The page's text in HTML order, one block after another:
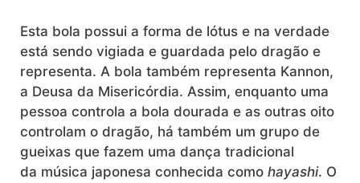
Esta bola possui a forma de lótus e na verdade
está sendo vigiada e guardada pelo dragão e
representa. A bola também representa Kannon,
a Deusa da Misericórdia. Assim, enquanto uma
pessoa controla a bola dourada e as outras oito
controlam o dragão, há também um grupo de
gueixas que fazem uma dança tradicional
da música japonesa conhecida como hayashi. O